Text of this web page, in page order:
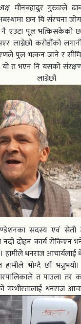
मीनबहादुर गुरुङले
छन यि संरचना
एउटा पूल भत्किसकेको
लाग्नेछौं करोडौंको
पुल भत्कन जाने र
त भएन नि यसको
सदस्य एवं
दोहन कार्य रोकिएन
हामीले धनराज आचार्यलाई
भोग्दै छौं भन्नुभयो।
त पाउला तर
धनराज